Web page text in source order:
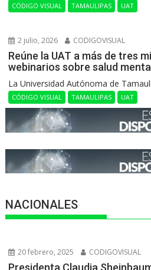
CÓDIGO VISUAL TAMAULIPAS UAT
2 julio, 2026 CODIGOVISUAL
Reúne la UAT a más de tres
webinarios sobre salud mental
La Universidad Autónoma de
CÓDIGO VISUAL TAMAULIPAS UAT
NACIONALES
20 febrero, 2025 CODIGOVISUAL
Presidenta Claudia